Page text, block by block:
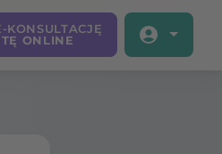
KONSULTACJĘ
ONLINE